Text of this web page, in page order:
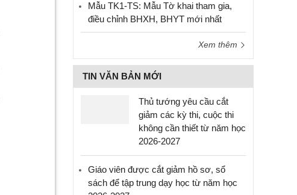
Mẫu TK1-TS: Mẫu Tờ khai tham gia,
điều chỉnh BHXH, BHYT mới nhất
Xem thêm
TIN VĂN BẢN MỚI
Thủ tướng yêu cầu cắt
giảm các kỳ thi, cuộc thi
không cần thiết từ năm học
2026-2027
Giáo viên được cắt giảm hồ sơ, sổ
sách để tập trung dạy học từ năm học